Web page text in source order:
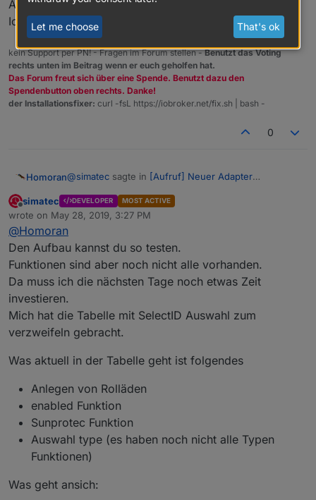
Also eine versteckte Automatik?
Ich habe immer die checkbox dafür gesucht.
kein Support per PN! - Fragen im Forum stellen -Benutzt das Voting
rechts unten im Beitrag wenn er euch geholfen hat.
Das Forum freut sich über eine Spende. Benutzt dazu den
Spendenbutton oben rechts. Danke!
der Installationsfixer: curl -fsL https://iobroker.net/fix.sh | bash -
0
Homoran@simatec sagte in [Aufruf] Neuer Adapter
So Rainer ... schau mal das wäre jetzt so meine
Kann man das schon live testen?
Am Handy nicht groß genug
@simatecsagte in [Aufruf] Neuer Adapter
ioBroker.shuttercontrol:
Zeit eintragen.
Liegt sunrise dazwischen, wird die sunrise Zeit
Also eine versteckte Automatik?
Offline
simatec DEVELOPER MOST ACTIVE
wrote on May 28, 2019, 3:27 PM
last edited by
@Homoran
Den Aufbau kannst du so testen.
Funktionen sind aber noch nicht alle vorhanden.
Da muss ich die nächsten Tage noch etwas Zeit
investieren.
Mich hat die Tabelle mit SelectID Auswahl zum
verzweifeln gebracht.
Was aktuell in der Tabelle geht ist folgendes
Anlegen von Rolläden
enabled Funktion
Sunprotec Funktion
Auswahl type (es haben noch nicht alle Typen
Funktionen)
Was geht ansich:
Let me choose That's ok